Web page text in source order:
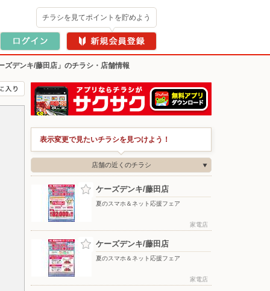
チラシを見てポイントを貯めよう
ズデンキ/藤田店」のチラシ・店舗情報
表示変更で見たいチラシを見つけよう！
店舗の近くのチラシ
ケーズデンキ/藤田店
夏のスマホ＆ネット応援フェア
家電店
ケーズデンキ/藤田店
夏のスマホ＆ネット応援フェア
家電店